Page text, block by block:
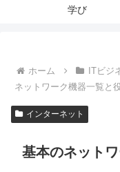
学び
ホーム ITビジ
ネットワーク機器一覧と
インターネット
基本のネット